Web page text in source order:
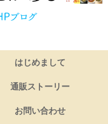
はじめまして
通販ストーリー
お問い合わせ